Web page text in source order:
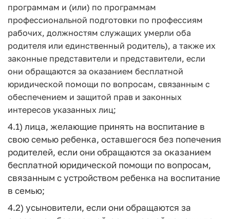
программам и (или) по программам
профессиональной подготовки по профессиям
рабочих, должностям служащих умерли оба
родителя или единственный родитель), а также их
законные представители и представители, если
они обращаются за оказанием бесплатной
юридической помощи по вопросам, связанным с
обеспечением и защитой прав и законных
интересов указанных лиц;
4.1) лица, желающие принять на воспитание в
свою семью ребенка, оставшегося без попечения
родителей, если они обращаются за оказанием
бесплатной юридической помощи по вопросам,
связанным с устройством ребенка на воспитание
в семью;
4.2) усыновители, если они обращаются за